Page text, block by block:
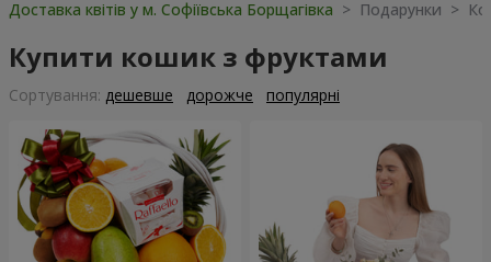
Доставка квітів у м. Софіївська Борщагівка > Подарунки >
Купити кошик з фруктами
Сортування: дешевше дорожче популярні